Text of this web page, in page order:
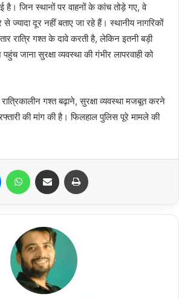
जिन स्थानों पर वाहनों के कांच तोड़े गए, वे
ज्यादा दूर नहीं बताए जा रहे हैं। स्थानीय नागरिकों
रात्रि गश्त के दावे करती है, लेकिन इतनी बड़ी
जाना सुरक्षा व्यवस्था की गंभीर लापरवाही को
गश्त बढ़ाने, सुरक्षा व्यवस्था मजबूत करने
की मांग की है। फिलहाल पुलिस पूरे मामले की
MessengerWhatsAppShare via Email